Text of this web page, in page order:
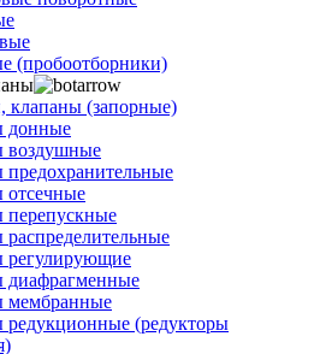
(пробоотборники)
клапаны (запорные)
донные
воздушные
перепускные
регулирующие
диафрагменные
мембранные
редукционные (редукторы